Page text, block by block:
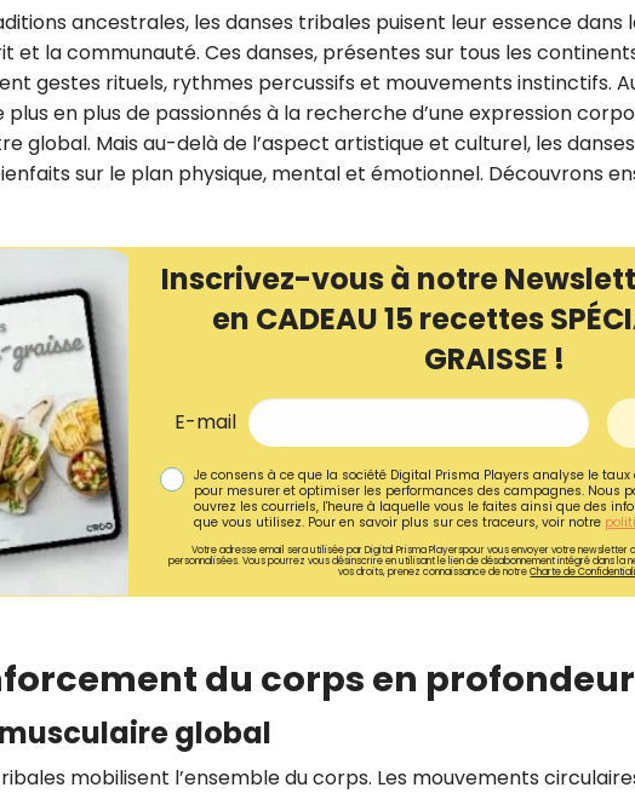
ancestrales, les danses tribales puisent leur essence
et la communauté. Ces danses, présentes sur tous les
gestes rituels, rythmes percussifs et mouvements instinctifs.
plus en plus de passionnés à la recherche d’une expression
global. Mais au-delà de l’aspect artistique et culturel, les
sur le plan physique, mental et émotionnel. Découvrons
Inscrivez-vous à notre
en CADEAU 15 recettes
GRAISSE !
E-mail
Je consens à ce que la société Digital Prisma Players analyse le
pour mesurer et optimiser les performances des campagnes. Nous
ouvrez les courriels, l'heure à laquelle vous le faites ainsi que des
que vous utilisez. Pour en savoir plus sur ces traceurs, voir notre
Votre adresse email sera utilisée par Digital Prisma Playerspour vous envoyer votre
personnalisées. Vous pourrez vous désinscrire en utilisant le lien de désabonnement intégré dans la
vos droits, prenez connaissance de notreCharte de
du corps en profondeur
global
mobilisent l’ensemble du corps. Les mouvements
Recevez
recettes
Ainsi que la